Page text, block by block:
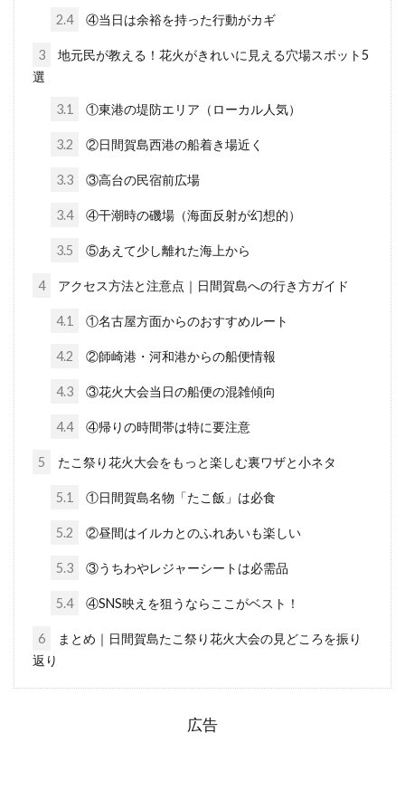
2.4 ④当日は余裕を持った行動がカギ
3
地元民が教える！花火がきれいに見える穴場スポット5
選
3.1 ①東港の堤防エリア（ローカル人気）
3.2 ②日間賀島西港の船着き場近く
3.3 ③高台の民宿前広場
3.4 ④干潮時の磯場（海面反射が幻想的）
3.5 ⑤あえて少し離れた海上から
4 アクセス方法と注意点｜日間賀島への行き方ガイド
4.1 ①名古屋方面からのおすすめルート
4.2 ②師崎港・河和港からの船便情報
4.3 ③花火大会当日の船便の混雑傾向
4.4 ④帰りの時間帯は特に要注意
5 たこ祭り花火大会をもっと楽しむ裏ワザと小ネタ
5.1 ①日間賀島名物「たこ飯」は必食
5.2 ②昼間はイルカとのふれあいも楽しい
5.3 ③うちわやレジャーシートは必需品
5.4 ④SNS映えを狙うならここがベスト！
6
まとめ｜日間賀島たこ祭り花火大会の見どころを振り
返り
広告